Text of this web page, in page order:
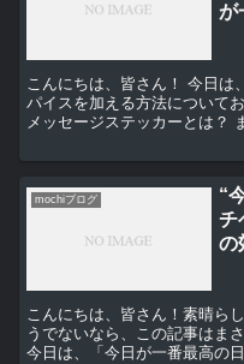
が
こんにちは、皆さん！ 今日は
パイスを加える方法について
メッセージステッカーとは？
mochiブログ
“
チ
の
こんにちは、皆さん！素晴ら
うでないなら、この記事はま
今日は、「今日が一番最高の